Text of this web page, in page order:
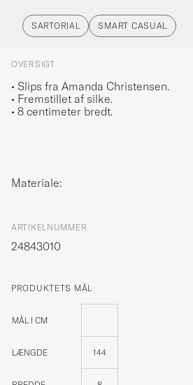
SARTORIAL SMART CASUAL
OVERSIGT
• Slips fra Amanda Christensen.
• Fremstillet af silke.
• 8 centimeter bredt.
Materiale:
ARTIKELNUMMER
24843010
PRODUKTETS MÅL
MÅL I CM
LÆNGDE 144